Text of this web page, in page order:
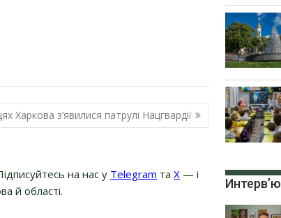
Харкова з’явилися патрулі Нацгвардії
на нас у Telegram та Х — і
й області.
Интерв’ю